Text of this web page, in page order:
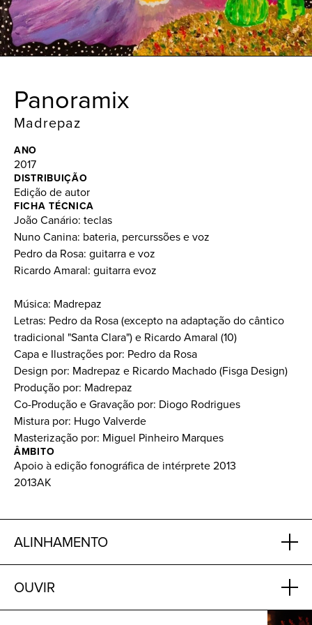
Panoramix
Madrepaz
ANO
2017
DISTRIBUIÇÃO
Edição de autor
FICHA TÉCNICA
João Canário: teclas
Nuno Canina: bateria, percurssões e voz
Pedro da Rosa: guitarra e voz
Ricardo Amaral: guitarra evoz
Música: Madrepaz
Letras: Pedro da Rosa (excepto na adaptação do cântico
tradicional "Santa Clara") e Ricardo Amaral (10)
Capa e Ilustrações por: Pedro da Rosa
Design por: Madrepaz e Ricardo Machado (Fisga Design)
Produção por: Madrepaz
Co-Produção e Gravação por: Diogo Rodrigues
Mistura por: Hugo Valverde
Masterização por: Miguel Pinheiro Marques
ÂMBITO
Apoio à edição fonográfica de intérprete 2013
2013AK
ALINHAMENTO
OUVIR